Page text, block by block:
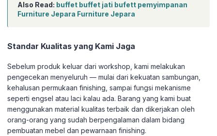
Also Read: buffet buffet jati bufett pemyimpanan
Furniture Jepara Furniture Jepara
Standar Kualitas yang Kami Jaga
Sebelum produk keluar dari workshop, kami melakukan
pengecekan menyeluruh — mulai dari kekuatan sambungan,
kehalusan permukaan finishing, sampai fungsi mekanisme
seperti engsel atau laci kalau ada. Barang yang kami buat
menggunakan material kualitas terbaik dan dikerjakan oleh
orang-orang yang sudah berpengalaman dalam bidang
pembuatan mebel dan pewarnaan finishing.